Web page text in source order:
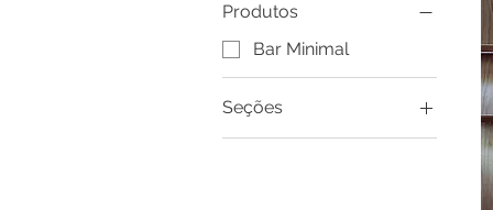
Produtos
Bar Minimal
Seções
Bares